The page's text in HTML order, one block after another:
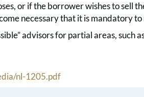
or if the borrower wishes to sell
necessary that it is mandatory
advisors for partial areas, such
nl-1205.pdf